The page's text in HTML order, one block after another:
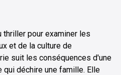
pour examiner les
et de la culture de
suit les conséquences d'une
déchire une famille. Elle